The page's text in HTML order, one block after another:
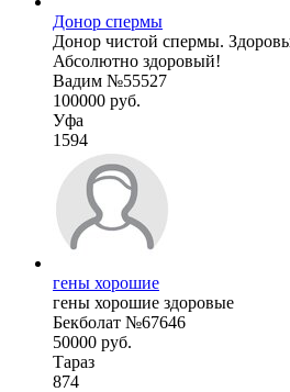
Донор спермы
Донор чистой спермы.
Абсолютно здоровый!
Вадим №55527
100000 руб.
Уфа
1594
гены хорошие
гены хорошие здоровые
Бекболат №67646
50000 руб.
Тараз
874